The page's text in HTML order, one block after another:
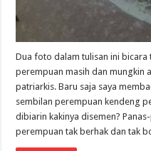
Dua foto dalam tulisan ini bicara
perempuan masih dan mungkin
patriarkis. Baru saja saya
sembilan perempuan kendeng
dibiarin kakinya disemen?
perempuan tak berhak dan tak